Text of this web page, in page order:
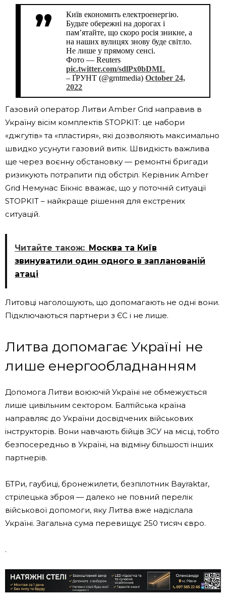
Київ економить електроенергію.
Будьте обережні на дорогах і
пам’ятайте, що скоро росія зникне, а
на наших вулицях знову буде світло.
Не лише у прямому сенсі.
Фото — Reuters
pic.twitter.com/sdlPx0bDML
– ҐРУНТ (@grntmedia)October 24,
2022
Газовий оператор Литви Amber Grid направив в
Україну вісім комплектів STOPKIT: це набори
«джгутів» та «пластиря», які дозволяють максимально
швидко усунути газовий витік. Швидкість важлива
ще через воєнну обстановку — ремонтні бригади
ризикують потрапити під обстріл. Керівник Amber
Grid Немунас Бікніс вважає, що у поточній ситуації
STOPKIT – найкраще рішення для екстрених
ситуацій.
Читайте також: Москва та Київ
звинуватили один одного в запланованій
атаці
Литовці наголошують, що допомагають не одні вони.
Підключаються партнери з ЄС і не лише.
Литва допомагає Україні не
лише енергообладнанням
Допомога Литви воюючій Україні не обмежується
лише цивільним сектором. Балтійська країна
направляє до України досвідчених військових
інструкторів. Вони навчають бійців ЗСУ на місці, тобто
безпосередньо в Україні, на відміну більшості інших
партнерів.
БТРи, гаубиці, бронежилети, безпілотник Bayraktar,
стрілецька зброя — далеко не повний перелік
військової допомоги, яку Литва вже надіслала
Україні. Загальна сума перевищує 250 тисяч євро.
.